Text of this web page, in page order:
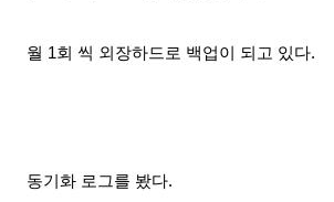
월 1회 씩 외장하드로 백업이 되고 있다.
동기화 로그를 봤다.